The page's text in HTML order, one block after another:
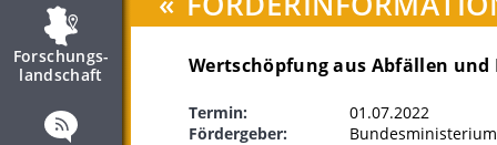
Forschungs­
landschaft
Wertschöpfung aus Abfällen
Termin:
01.07.2022
Fördergeber: